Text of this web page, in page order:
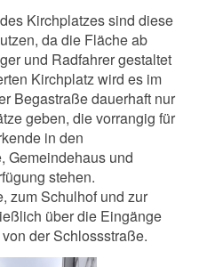
Kirchplatzes sind diese
da die Fläche ab
und Radfahrer gestaltet
Kirchplatz wird es im
Begastraße dauerhaft nur
geben, die vorrangig für
in den
Gemeindehaus und
stehen.
zum Schulhof und zur
über die Eingänge
der Schlossstraße.